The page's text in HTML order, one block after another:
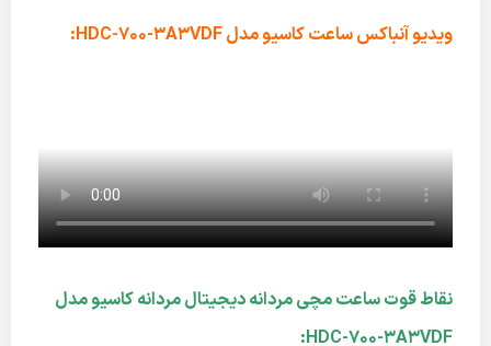
ویدیو آنباکس ساعت کاسیو مدل HDC-700-3A3VDF:
نقاط قوت ساعت مچی مردانه دیجیتال مردانه کاسیو مدل
HDC-700-3A3VDF: